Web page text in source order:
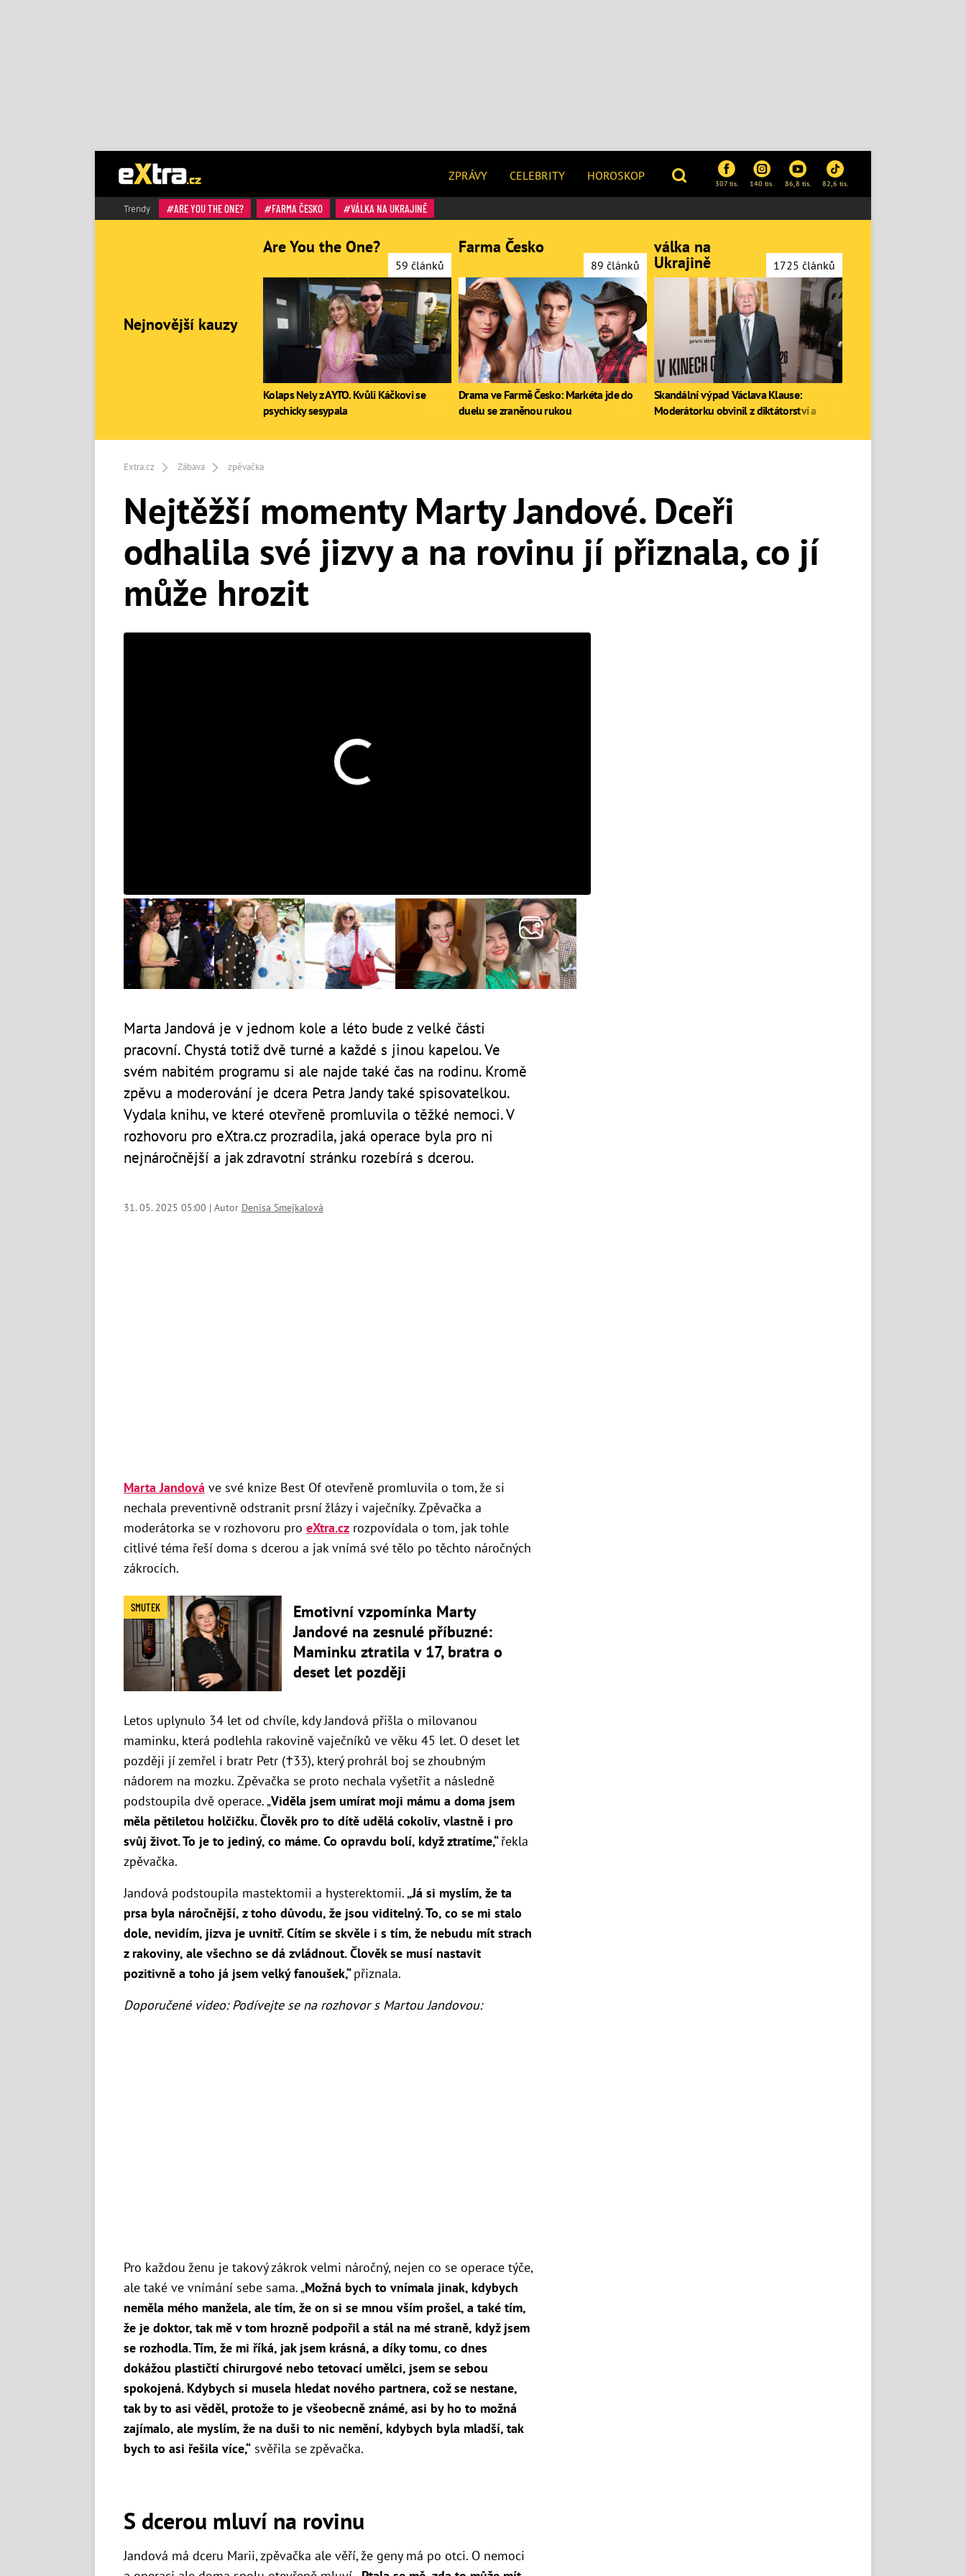
ZPRÁVY CELEBRITY HOROSKOP
307 tis. 140 tis. 86,8 tis. 82,6 tis.
Trendy ARE YOU THE ONE? FARMA ČESKO VÁLKA NA UKRAJINĚ
Extra.cz Zábava zpěvačka
Nejtěžší momenty Marty Jandové. Dceři
odhalila své jizvy a na rovinu jí přiznala, co jí
může hrozit
Marta Jandová je v jednom kole a léto bude z velké části
pracovní. Chystá totiž dvě turné a každé s jinou kapelou. Ve
svém nabitém programu si ale najde také čas na rodinu. Kromě
zpěvu a moderování je dcera Petra Jandy také spisovatelkou.
Vydala knihu, ve které otevřeně promluvila o těžké nemoci. V
rozhovoru pro eXtra.cz prozradila, jaká operace byla pro ni
nejnáročnější a jak zdravotní stránku rozebírá s dcerou.
31. 05. 2025 05:00 | Autor Denisa Smejkalová
Marta Jandová ve své knize Best Of otevřeně promluvila o tom, že si
nechala preventivně odstranit prsní žlázy i vaječníky. Zpěvačka a
moderátorka se v rozhovoru pro eXtra.cz rozpovídala o tom, jak tohle
citlivé téma řeší doma s dcerou a jak vnímá své tělo po těchto náročných
zákrocích.
SMUTEK
Emotivní vzpomínka Marty
Jandové na zesnulé příbuzné:
Maminku ztratila v 17, bratra o
deset let později
Letos uplynulo 34 let od chvíle, kdy Jandová přišla o milovanou
maminku, která podlehla rakovině vaječníků ve věku 45 let. O deset let
později jí zemřel i bratr Petr (†33), který prohrál boj se zhoubným
nádorem na mozku. Zpěvačka se proto nechala vyšetřit a následně
podstoupila dvě operace. „Viděla jsem umírat moji mámu a doma jsem
měla pětiletou holčičku. Člověk pro to dítě udělá cokoliv, vlastně i pro
svůj život. To je to jediný, co máme. Co opravdu bolí, když ztratíme,“řekla
zpěvačka.
Jandová podstoupila mastektomii a hysterektomii.„Já si myslím, že ta
prsa byla náročnější, z toho důvodu, že jsou viditelný. To, co se mi stalo
dole, nevidím, jizva je uvnitř. Cítím se skvěle i s tím, že nebudu mít strach
z rakoviny, ale všechno se dá zvládnout. Člověk se musí nastavit
pozitivně a toho já jsem velký fanoušek,“přiznala.
Doporučené video: Podívejte se na rozhovor s Martou Jandovou:
Pro každou ženu je takový zákrok velmi náročný, nejen co se operace týče,
ale také ve vnímání sebe sama. „Možná bych to vnímala jinak, kdybych
neměla mého manžela, ale tím, že on si se mnou vším prošel, a také tím,
že je doktor, tak mě v tom hrozně podpořil a stál na mé straně, když jsem
se rozhodla. Tím, že mi říká, jak jsem krásná, a díky tomu, co dnes
dokážou plastičtí chirurgové nebo tetovací umělci, jsem se sebou
spokojená. Kdybych si musela hledat nového partnera, což se nestane,
tak by to asi věděl, protože to je všeobecně známé, asi by ho to možná
zajímalo, ale myslím, že na duši to nic nemění, kdybych byla mladší, tak
bych to asi řešila více,“ svěřila se zpěvačka.
S dcerou mluví na rovinu
Jandová má dceru Marii, zpěvačka ale věří, že geny má po otci. O nemoci
Nejnovější kauzy
Are You the One?
59 článků
Kolaps Nely z AYTO. Kvůli Káčkovi se
psychicky sesypala
Farma Česko
89 článků
Drama ve Farmě Česko: Markéta jde do
duelu se zraněnou rukou
válka na
Ukrajině 1725 článků
Skandální výpad Václava Klause:
Moderátorku obvinil z diktátorství a